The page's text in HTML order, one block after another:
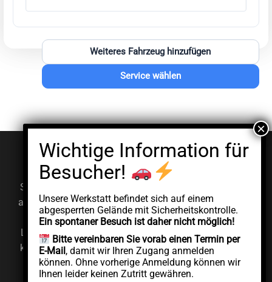
Weiteres Fahrzeug hinzufügen
Service wählen
© EV Clinic 2026
Impressum Datenschutzerklärung
Serviceleistungen, Diagnosen und Reparaturen werden
ausschließlich von der autorisierten juristischen Person
AddCycle GMBH durchgeführt, die unabhängig unter
Lizenz der Marke EV Clinic agiert. EV Clinic übernimmt
keine Verantwortung für die Ausführung, das Ergebnis,
die Preisgestaltung, die Gewährleistung oder etwaige
Schäden im Zusammenhang mit der erbrachten
Unsere Werkstatt befindet sich auf einem
abgesperrten Gelände mit Sicherheitskontrolle.
Ein spontaner Besuch ist daher nicht möglich!
Bitte vereinbaren Sie vorab einen Termin per
E-Mail, damit wir Ihren Zugang anmelden
können. Ohne vorherige Anmeldung können wir
Ihnen leider keinen Zutritt gewähren.